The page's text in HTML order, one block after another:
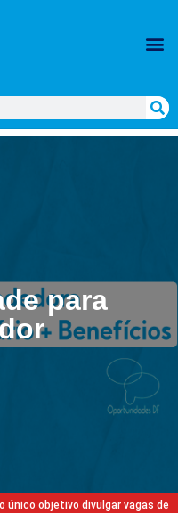
para
único objetivo divulgar vagas de